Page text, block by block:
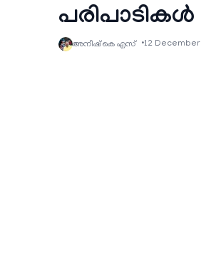
അനീഷ്‌ കെ എസ് 12 December